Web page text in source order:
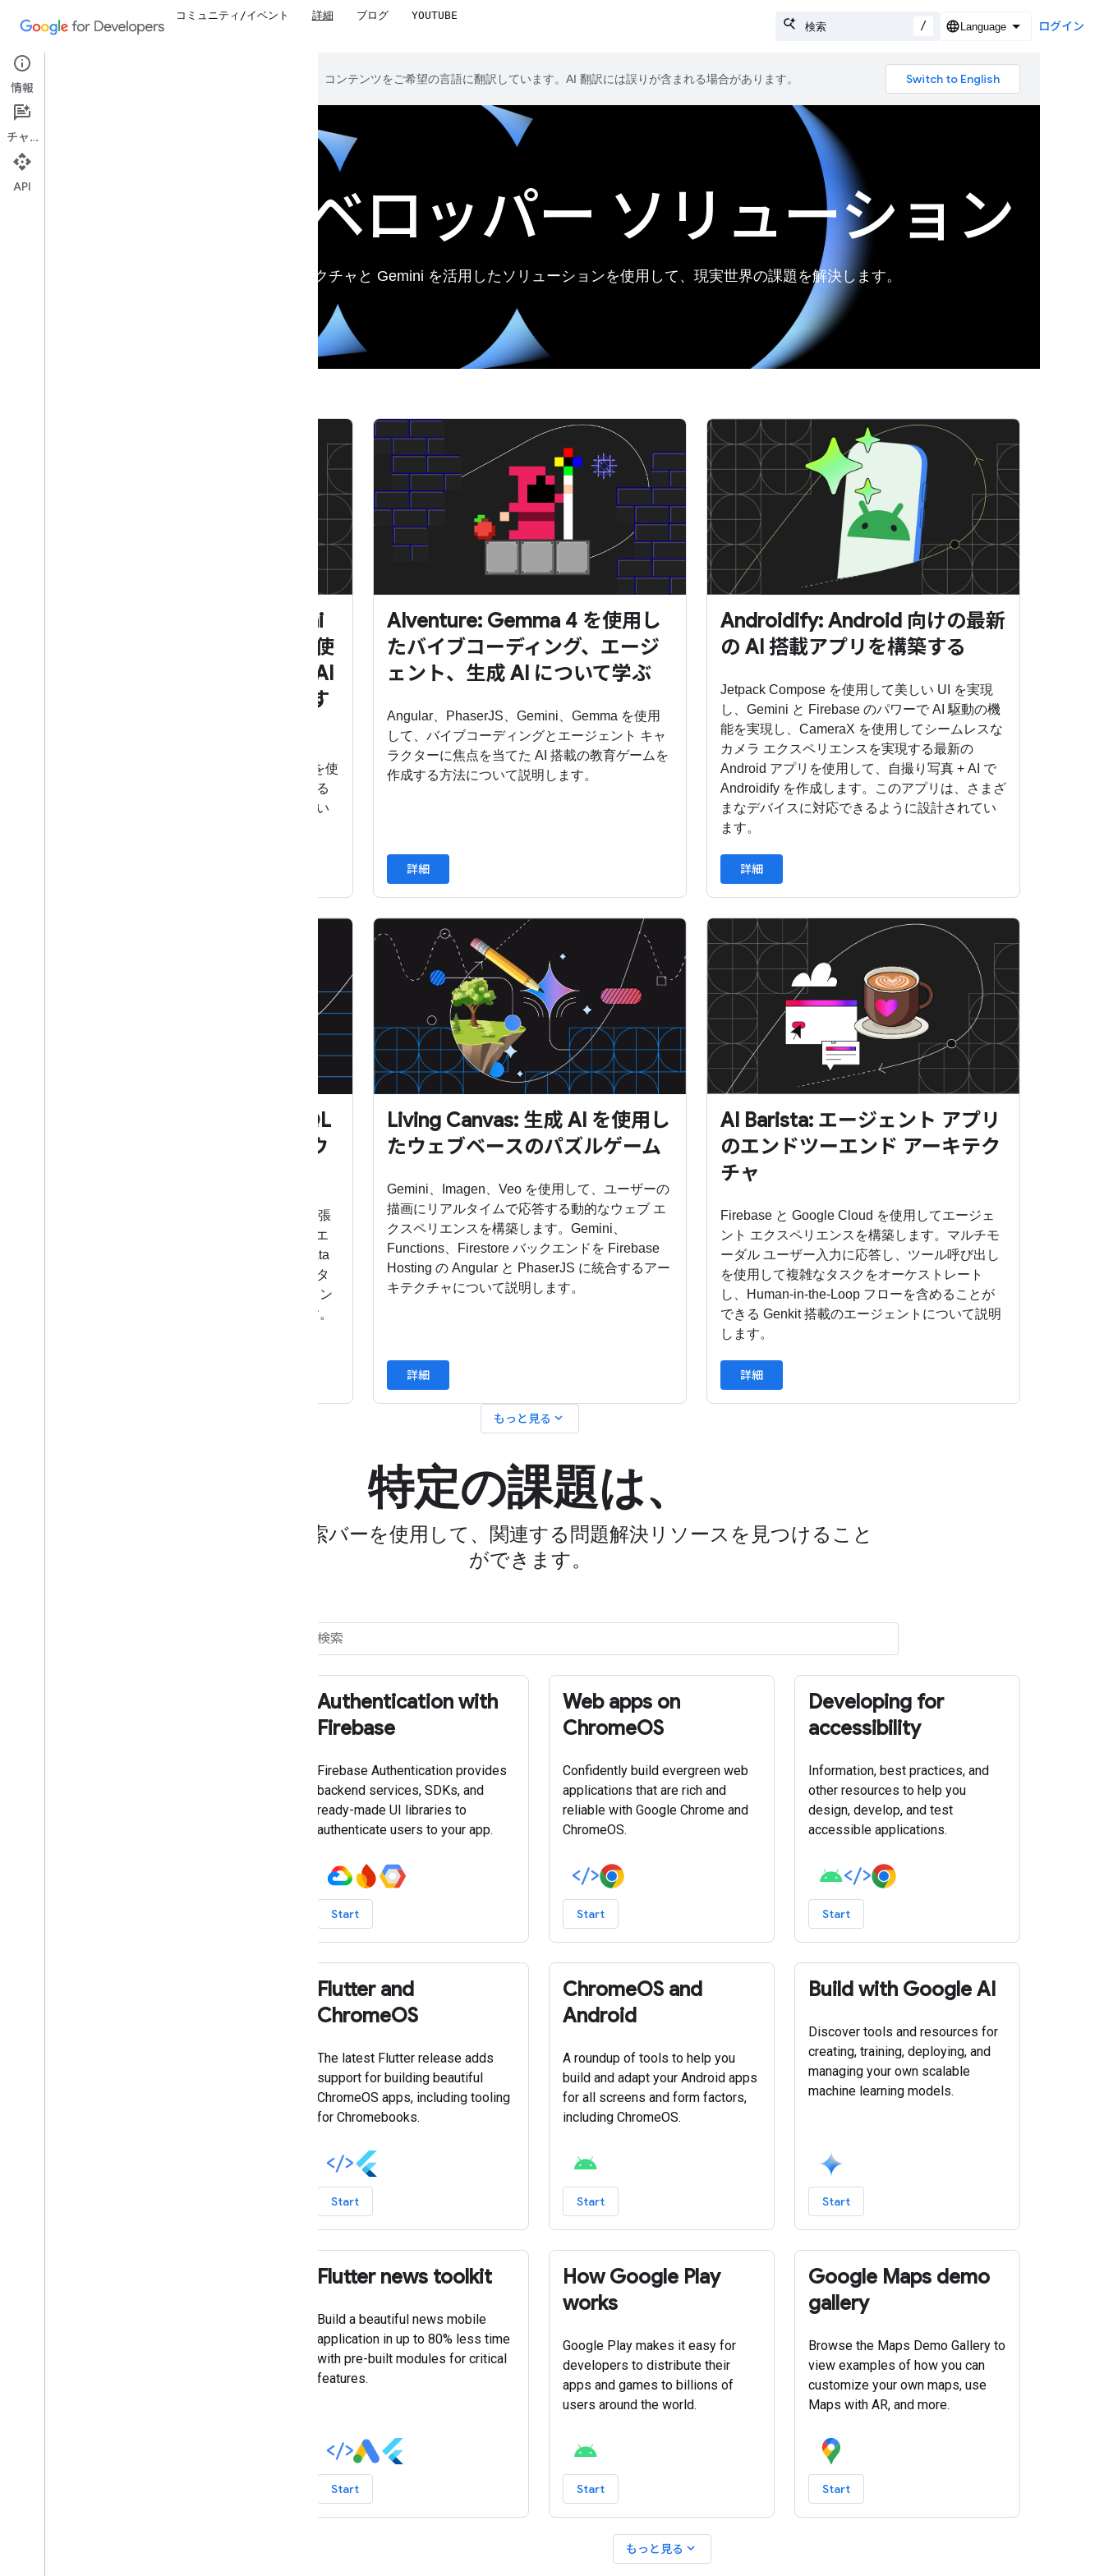
コミュニティ/イベント 詳細 ブログ YOUTUBE
/ ログイン
Google は AI 技術を使用して、コンテンツをご希望の言語に翻訳しています。AI 翻訳には誤りが含まれる場合があります。
Gemini デベロッパー ソリューション
Google の推奨アーキテクチャと Gemini を活用したソリューションを使用して、現実世界の課題を解決します。
レースコンディション: Gemini
Enterprise Agent Platform を使
用した大規模なエージェント AI
搭載シミュレーションを体験す
最先端のエージェント技術と Google Cloud を使
用して、マラソンの計画と開催を検討している
都市のシミュレーションを作成する方法につい
AIventure: Gemma 4 を使用し
たバイブコーディング、エージ
ェント、生成 AI について学ぶ
Angular、PhaserJS、Gemini、Gemma を使用
して、バイブコーディングとエージェント キャ
ラクターに焦点を当てた AI 搭載の教育ゲームを
作成する方法について説明します。
詳細
Androidify: Android 向けの最新
の AI 搭載アプリを構築する
Jetpack Compose を使用して美しい UI を実現
し、Gemini と Firebase のパワーで AI 駆動の機
能を実現し、CameraX を使用してシームレスな
カメラ エクスペリエンスを実現する最新の
Android アプリを使用して、自撮り写真 + AI で
Androidify を作成します。このアプリは、さまざ
まなデバイスに対応できるように設計されてい
ます。
詳細
Firebase Data Connect と SQL
データベースを使用したグラウ
Genkit エージェント、ベクトル検索、検索拡張
生成（RAG）を使用して、Next.JS フロントエ
ンドと SQL データベースおよび Firebase Data
Connect バックエンドを組み合わせたフルスタ
ック アーキテクチャを探索し、インテリジェン
トなデータドリブン レスポンスを実現します。
Living Canvas: 生成 AI を使用し
たウェブベースのパズルゲーム
Gemini、Imagen、Veo を使用して、ユーザーの
描画にリアルタイムで応答する動的なウェブ エ
クスペリエンスを構築します。Gemini、
Functions、Firestore バックエンドを Firebase
Hosting の Angular と PhaserJS に統合するアー
キテクチャについて説明します。
詳細
AI Barista: エージェント アプリ
のエンドツーエンド アーキテク
チャ
Firebase と Google Cloud を使用してエージェ
ント エクスペリエンスを構築します。マルチモ
ーダル ユーザー入力に応答し、ツール呼び出し
を使用して複雑なタスクをオーケストレート
し、Human-in-the-Loop フローを含めることが
できる Genkit 搭載のエージェントについて説明
します。
詳細
もっと見る expand_more
特定の課題は、
フィルタと検索バーを使用して、関連する問題解決リソースを見つけること
ができます。
Authentication with
Firebase
Firebase Authentication provides
backend services, SDKs, and
ready-made UI libraries to
authenticate users to your app.
Start
Web apps on
ChromeOS
Confidently build evergreen web
applications that are rich and
reliable with Google Chrome and
ChromeOS.
Start
Developing for
accessibility
Information, best practices, and
other resources to help you
design, develop, and test
accessible applications.
Start
Flutter and
ChromeOS
The latest Flutter release adds
support for building beautiful
ChromeOS apps, including tooling
for Chromebooks.
Start
ChromeOS and
Android
A roundup of tools to help you
build and adapt your Android apps
for all screens and form factors,
including ChromeOS.
Start
Build with Google AI
Discover tools and resources for
creating, training, deploying, and
managing your own scalable
machine learning models.
Start
Flutter news toolkit
Build a beautiful news mobile
application in up to 80% less time
with pre-built modules for critical
features.
Start
How Google Play
works
Google Play makes it easy for
developers to distribute their
apps and games to billions of
users around the world.
Start
Google Maps demo
gallery
Browse the Maps Demo Gallery to
view examples of how you can
customize your own maps, use
Maps with AR, and more.
Start
もっと見る expand_more
情報
チャット
API